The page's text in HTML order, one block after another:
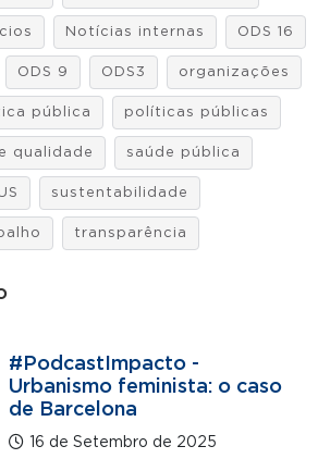
Notícias internas ODS 16
ODS 9 ODS3 organizações
pública políticas públicas
qualidade saúde pública
sustentabilidade
transparência
#PodcastImpacto -
Urbanismo feminista: o caso
de Barcelona
16 de Setembro de 2025